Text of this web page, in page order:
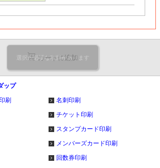
カートに追加
選択が必要な項目があります
ップ
刷
名刺印刷
チケット印刷
スタンプカード印刷
メンバーズカード印刷
回数券印刷